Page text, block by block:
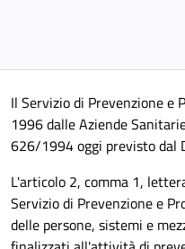
Il Servizio di Prevenzione
1996 dalle Aziende
626/1994 oggi previsto dal
L'articolo 2, comma 1,
Servizio di Prevenzione e
delle persone, sistemi e